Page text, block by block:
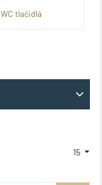
WC tlačidlá
15